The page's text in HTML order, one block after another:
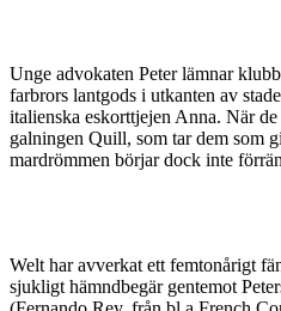
Unge advokaten Peter lämnar
farbrors lantgods i utkanten av
italienska eskorttjejen Anna. När
galningen Quill, som tar dem som
mardrömmen börjar dock inte
Welt har avverkat ett femtonårigt
sjukligt hämndbegär gentemot